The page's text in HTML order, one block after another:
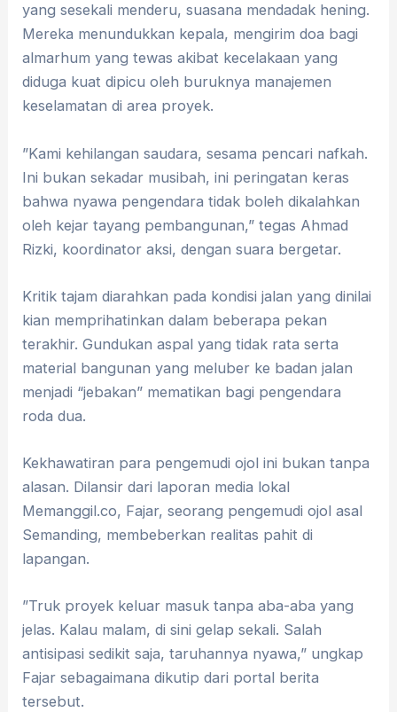
yang sesekali menderu, suasana mendadak hening.
Mereka menundukkan kepala, mengirim doa bagi
almarhum yang tewas akibat kecelakaan yang
diduga kuat dipicu oleh buruknya manajemen
keselamatan di area proyek.
​”Kami kehilangan saudara, sesama pencari nafkah.
Ini bukan sekadar musibah, ini peringatan keras
bahwa nyawa pengendara tidak boleh dikalahkan
oleh kejar tayang pembangunan,” tegas Ahmad
Rizki, koordinator aksi, dengan suara bergetar.
​Kritik tajam diarahkan pada kondisi jalan yang dinilai
kian memprihatinkan dalam beberapa pekan
terakhir. Gundukan aspal yang tidak rata serta
material bangunan yang meluber ke badan jalan
menjadi “jebakan” mematikan bagi pengendara
roda dua.
​Kekhawatiran para pengemudi ojol ini bukan tanpa
alasan. Dilansir dari laporan media lokal
Memanggil.co, Fajar, seorang pengemudi ojol asal
Semanding, membeberkan realitas pahit di
lapangan.
​”Truk proyek keluar masuk tanpa aba-aba yang
jelas. Kalau malam, di sini gelap sekali. Salah
antisipasi sedikit saja, taruhannya nyawa,” ungkap
Fajar sebagaimana dikutip dari portal berita
tersebut.